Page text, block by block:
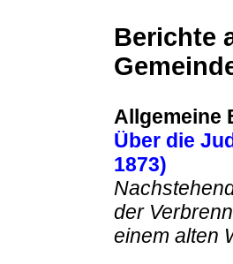
Berichte
Allgemeine
Über die
1873)
der
einem alten